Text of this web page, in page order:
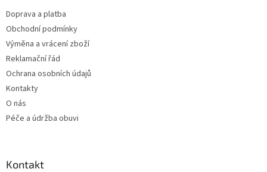
Doprava a platba
Obchodní podmínky
Výměna a vrácení zboží
Reklamační řád
Ochrana osobních údajů
Kontakty
O nás
Péče a údržba obuvi
Kontakt